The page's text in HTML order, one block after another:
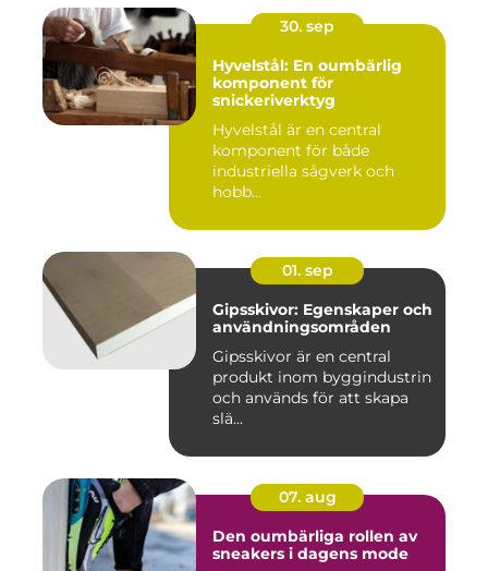
30. sep
Hyvelstål: En oumbärlig
komponent för
snickeriverktyg
Hyvelstål är en central
komponent för både
industriella sågverk och
hobb...
01. sep
Gipsskivor: Egenskaper och
användningsområden
Gipsskivor är en central
produkt inom byggindustrin
och används för att skapa
slä...
07. aug
Den oumbärliga rollen av
sneakers i dagens mode